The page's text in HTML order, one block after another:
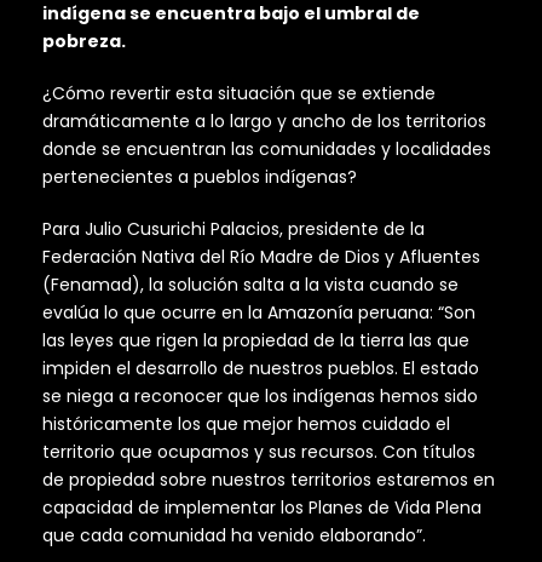
indígena se encuentra bajo el umbral de
pobreza.
¿Cómo revertir esta situación que se extiende
dramáticamente a lo largo y ancho de los territorios
donde se encuentran las comunidades y localidades
pertenecientes a pueblos indígenas?
Para Julio Cusurichi Palacios, presidente de la
Federación Nativa del Río Madre de Dios y Afluentes
(Fenamad), la solución salta a la vista cuando se
evalúa lo que ocurre en la Amazonía peruana: “Son
las leyes que rigen la propiedad de la tierra las que
impiden el desarrollo de nuestros pueblos. El estado
se niega a reconocer que los indígenas hemos sido
históricamente los que mejor hemos cuidado el
territorio que ocupamos y sus recursos. Con títulos
de propiedad sobre nuestros territorios estaremos en
capacidad de implementar los Planes de Vida Plena
que cada comunidad ha venido elaborando”.